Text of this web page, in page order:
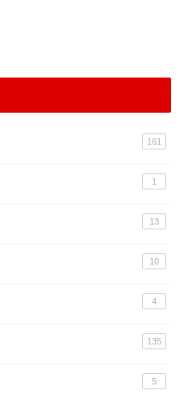
161
1
13
10
4
135
5